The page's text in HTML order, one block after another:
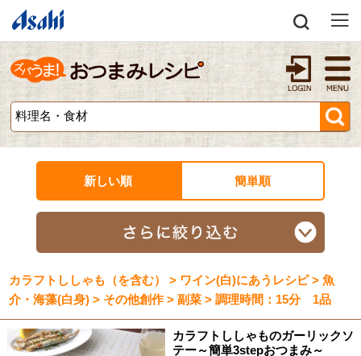
新しい順 簡単順
カラフトししゃも（を含む） > ワイン(白)にあうレシピ > 魚
介・海藻(白身) > その他創作 > 副菜 > 調理時間：15分 1品
カラフトししゃものガーリックソ
テー～簡単3stepおつまみ～